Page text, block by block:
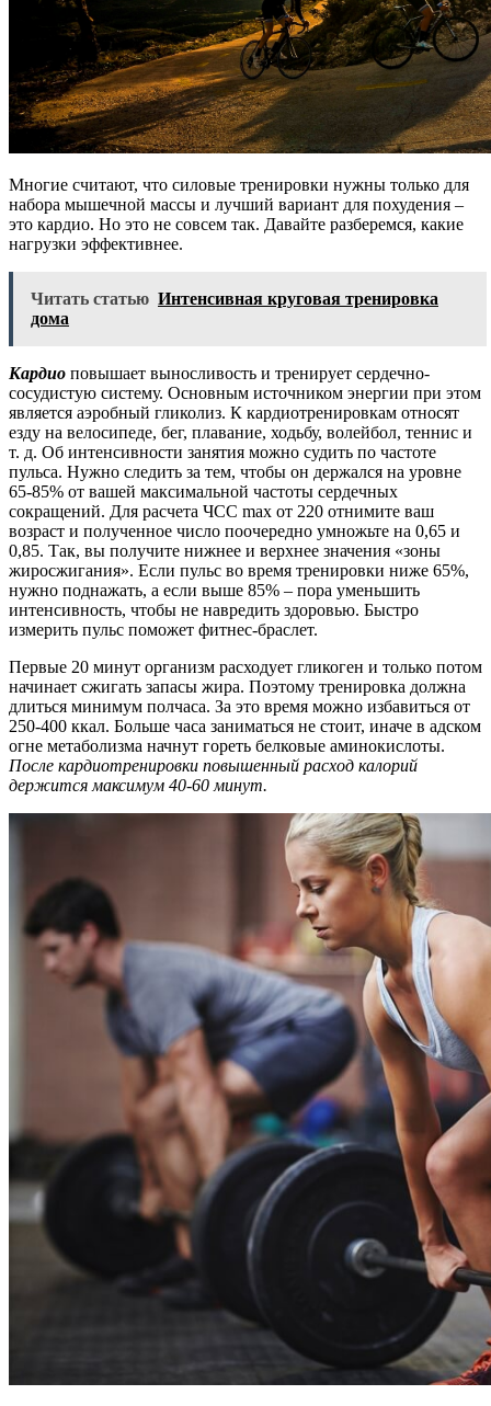
Многие считают, что силовые тренировки нужны только для
набора мышечной массы и лучший вариант для похудения –
это кардио. Но это не совсем так. Давайте разберемся, какие
нагрузки эффективнее.
Читать статью Интенсивная круговая тренировка
дома
Кардио повышает выносливость и тренирует сердечно-
сосудистую систему. Основным источником энергии при этом
является аэробный гликолиз. К кардиотренировкам относят
езду на велосипеде, бег, плавание, ходьбу, волейбол, теннис и
т. д. Об интенсивности занятия можно судить по частоте
пульса. Нужно следить за тем, чтобы он держался на уровне
65-85% от вашей максимальной частоты сердечных
сокращений. Для расчета ЧСС max от 220 отнимите ваш
возраст и полученное число поочередно умножьте на 0,65 и
0,85. Так, вы получите нижнее и верхнее значения «зоны
жиросжигания». Если пульс во время тренировки ниже 65%,
нужно поднажать, а если выше 85% – пора уменьшить
интенсивность, чтобы не навредить здоровью. Быстро
измерить пульс поможет фитнес-браслет.
Первые 20 минут организм расходует гликоген и только потом
начинает сжигать запасы жира. Поэтому тренировка должна
длиться минимум полчаса. За это время можно избавиться от
250-400 ккал. Больше часа заниматься не стоит, иначе в адском
огне метаболизма начнут гореть белковые аминокислоты.
После кардиотренировки повышенный расход калорий
держится максимум 40-60 минут.